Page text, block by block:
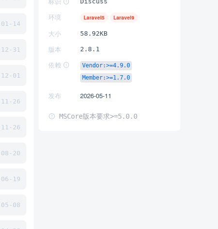
14
31
01
26
26
20
19
08
环境 Laravel5 Laravel9
大小 58.92KB
版本 2.8.1
依赖
Vendor:>=4.9.0
Member:>=1.7.0
发布 2026-05-11
MSCore版本要求>=5.0.0